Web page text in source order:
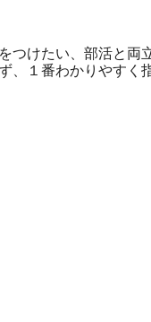
けたい、部活と
１番わかりやす